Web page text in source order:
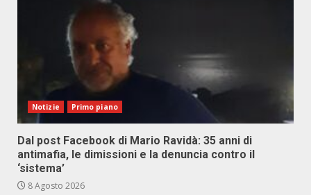
Notizie Primo piano
Dal post Facebook di Mario Ravidà: 35 anni di
antimafia, le dimissioni e la denuncia contro il
‘sistema’
8 Agosto 2026